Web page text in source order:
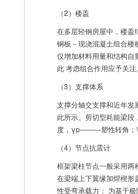
（2）楼盖
在多层轻钢房屋中，楼盖
钢板－现浇混凝土组合楼
仅增加材料用量和结构自
此 考虑组合作用应予关
（3）支撑体系
支撑分轴交支撑和近年发
此所示。剪切型耗能梁
度，γp―――塑性转角；
（4）节点抗震计
框架梁柱节点一般采用两
在梁端上下翼缘加焊楔形
性受弯承载力； 为基于